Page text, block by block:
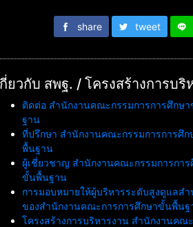
share tweet
กี่ยวกับ สพฐ. / โครงสร้างการบริ
ติดต่อ สำนักงานคณะกรรมการการศึกษ
ฐาน
ที่ปรึกษา สำนักงานคณะกรรมการการศึ
พื้นฐาน
ผู้เชี่ยวชาญ สำนักงานคณะกรรมการการ
ขั้นพื้นฐาน
การมอบหมายให้ผู้บริหารระดับสูงดูแลส
ของสำนักงานคณะการการศึกษาขั้นพื้นฐ
โครงสร้างการบริหารงาน สำนักงานคณะ